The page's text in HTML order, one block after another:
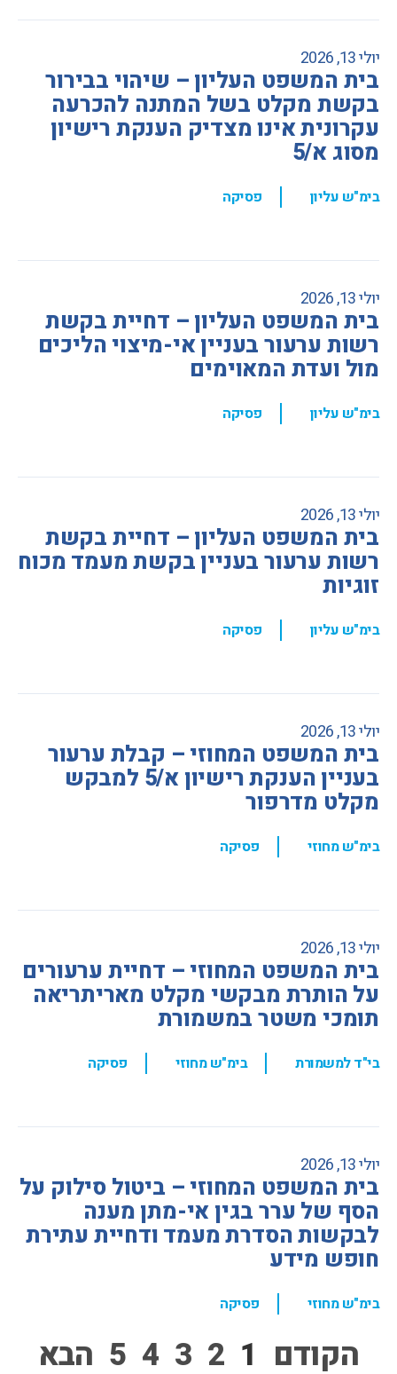
יולי 13, 2026
בית המשפט העליון – שיהוי בבירור
בקשת מקלט בשל המתנה להכרעה
עקרונית אינו מצדיק הענקת רישיון
מסוג א/5
בימ"ש עליון , פסיקה
יולי 13, 2026
בית המשפט העליון – דחיית בקשת
רשות ערעור בעניין אי-מיצוי הליכים
מול ועדת המאוימים
בימ"ש עליון , פסיקה
יולי 13, 2026
בית המשפט העליון – דחיית בקשת
רשות ערעור בעניין בקשת מעמד מכוח
זוגיות
בימ"ש עליון , פסיקה
יולי 13, 2026
בית המשפט המחוזי – קבלת ערעור
בעניין הענקת רישיון א/5 למבקש
מקלט מדרפור
בימ"ש מחוזי , פסיקה
יולי 13, 2026
בית המשפט המחוזי – דחיית ערעורים
על הותרת מבקשי מקלט מאריתריאה
תומכי משטר במשמורת
בי"ד למשמורת בימ"ש מחוזי , פסיקה
יולי 13, 2026
בית המשפט המחוזי – ביטול סילוק על
הסף של ערר בגין אי-מתן מענה
לבקשות הסדרת מעמד ודחיית עתירת
חופש מידע
בימ"ש מחוזי , פסיקה
הקודם 1
2
3
4
5 הבא